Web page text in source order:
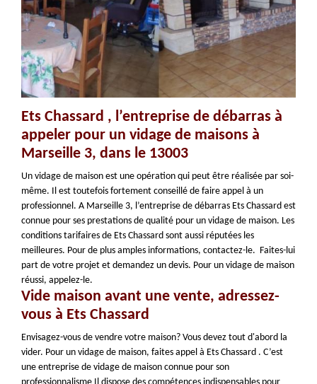
Ets Chassard , l’entreprise de débarras à
appeler pour un vidage de maisons à
Marseille 3, dans le 13003
Un vidage de maison est une opération qui peut être réalisée par soi-
même. Il est toutefois fortement conseillé de faire appel à un
professionnel. A Marseille 3, l’entreprise de débarras Ets Chassard est
connue pour ses prestations de qualité pour un vidage de maison. Les
conditions tarifaires de Ets Chassard sont aussi réputées les
meilleures. Pour de plus amples informations, contactez-le. Faites-lui
part de votre projet et demandez un devis. Pour un vidage de maison
réussi, appelez-le.
Vide maison avant une vente, adressez-
vous à Ets Chassard
Envisagez-vous de vendre votre maison? Vous devez tout d'abord la
vider. Pour un vidage de maison, faites appel à Ets Chassard . C’est
une entreprise de vidage de maison connue pour son